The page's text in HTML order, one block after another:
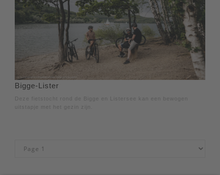
Bigge-Lister
Deze fietstocht rond de Bigge en Listersee kan een bewogen
uitstapje met het gezin zijn.